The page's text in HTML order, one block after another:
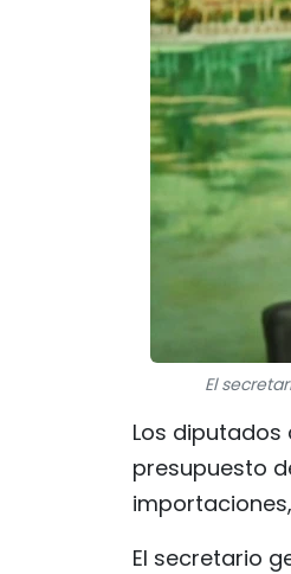
El
Los
presupuesto
El secretario